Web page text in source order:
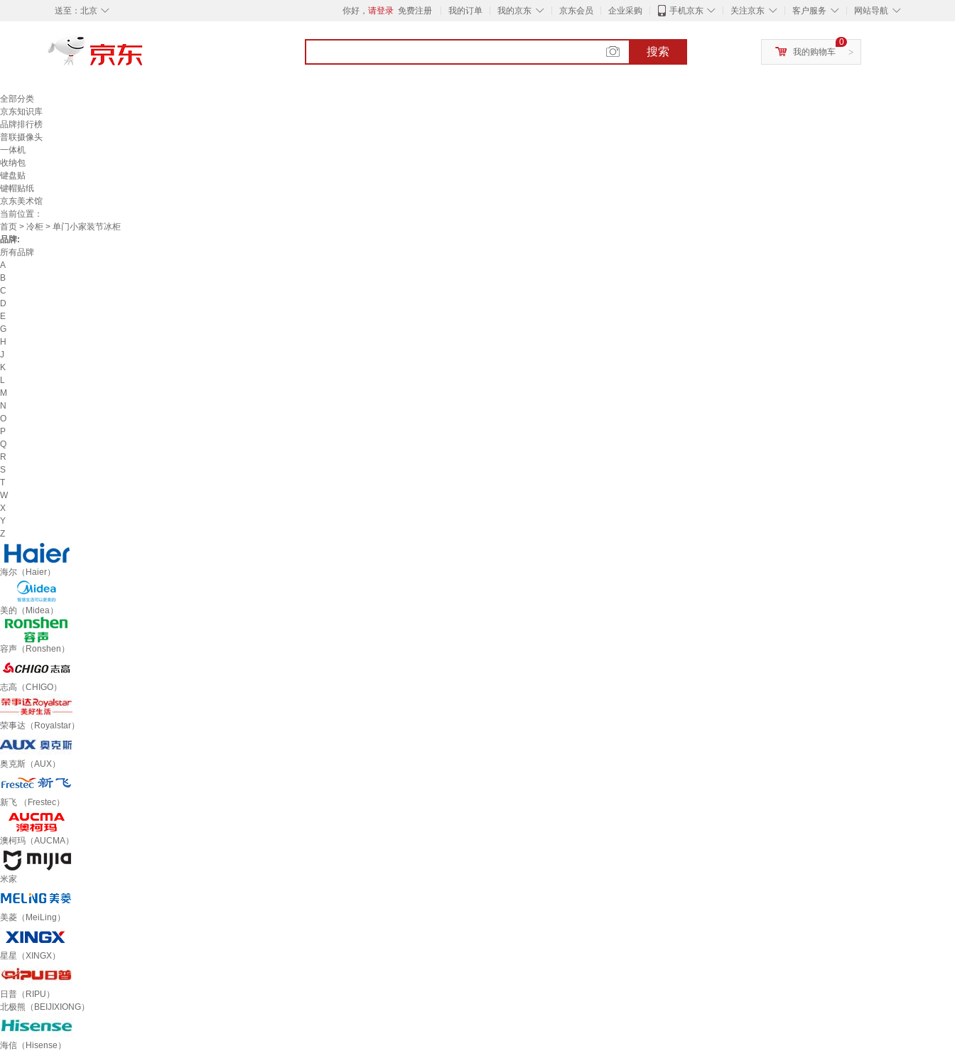
◇
送至： 北京 你好， 请登录 免费注册 我的订单 ◇
我的京东 京东会员 企业采购 ◇
手机京东 ◇
关注京东 ◇
客户服务 ◇
网站导航
搜索 >
0
我的购物车
全部分类
京东知识库
品牌排行榜
普联摄像头
一体机
收纳包
键盘贴
键帽贴纸
京东美术馆
当前位置：
首页 > 冷柜 > 单门小家装节冰柜
品牌:
所有品牌
A
B
C
D
E
G
H
J
K
L
M
N
O
P
Q
R
S
T
W
X
Y
Z
海尔（Haier）
美的（Midea）
容声（Ronshen）
志高（CHIGO）
荣事达（Royalstar）
奥克斯（AUX）
新飞 （Frestec）
澳柯玛（AUCMA）
米家
美菱（MeiLing）
星星（XINGX）
日普（RIPU）
北极熊（BEIJIXIONG）
海信（Hisense）